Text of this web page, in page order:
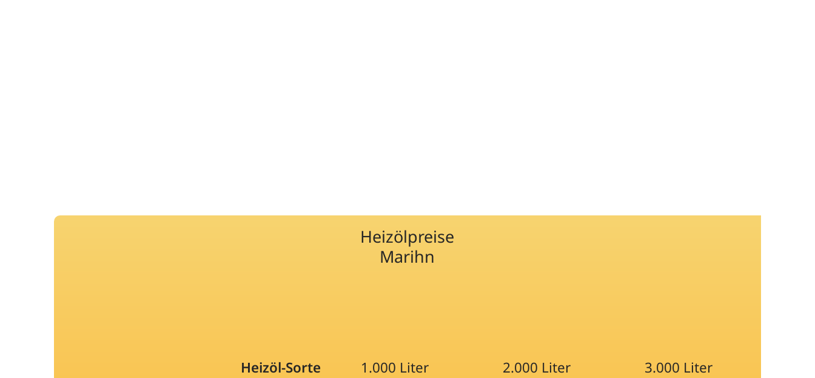
Heizölpreise
Marihn
Heizöl-Sorte 1.000 Liter 2.000 Liter
3.000 Liter